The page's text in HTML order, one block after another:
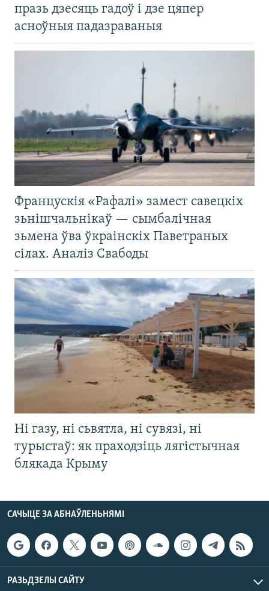
празь дзесяць гадоў і дзе цяпер
асноўныя падазраваныя
Францускія «Рафалі» замест савецкіх
зьнішчальнікаў — сымбалічная
зьмена ўва ўкраінскіх Паветраных
сілах. Аналіз Свабоды
Ні газу, ні сьвятла, ні сувязі, ні
турыстаў: як праходзіць лягістычная
блякада Крыму
САЧЫЦЕ ЗА АБНАЎЛЕНЬНЯМІ
РАЗЬДЗЕЛЫ САЙТУ